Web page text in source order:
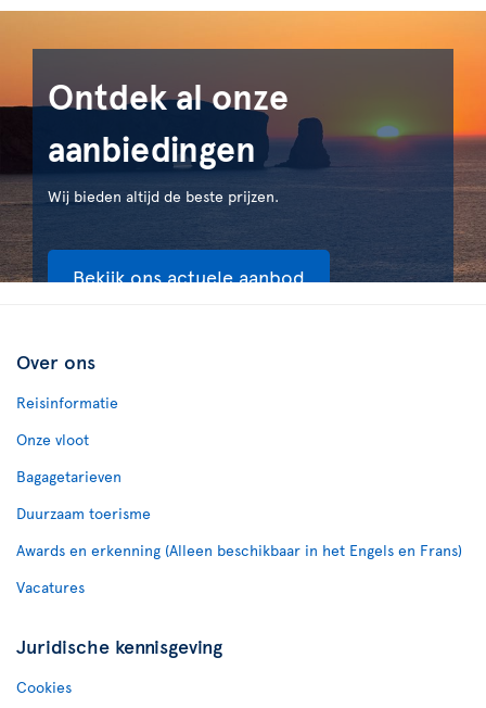
Ontdek al onze
aanbiedingen
Wij bieden altijd de beste prijzen.
Bekijk ons actuele aanbod
Over ons
Reisinformatie
Onze vloot
Bagagetarieven
Duurzaam toerisme
Awards en erkenning (Alleen beschikbaar in het Engels en Frans)
Vacatures
Juridische kennisgeving
Cookies